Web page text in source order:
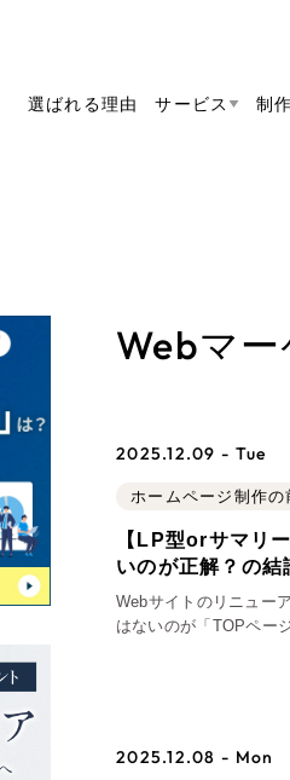
選ばれる理由 サービス
資
コーポレート
ECサイト制作
リープ・プ
SEO対策による
制
1,400社以上の支援実績の中から
ブックマークしたサイト
性をひらくデザインで
ピーによるお役立ち情報をご紹
Webマ
2025.12.09 - Tue
ホームページ制作
【LP型orサマリ
いのが正解？の結
Webサイトのリニュー
はないのが「TOPページの構成」です。
2025.12.08 - Mon